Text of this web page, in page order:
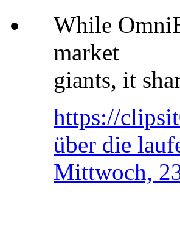
While
market
giants, it
https://
über die
Mittwoch,